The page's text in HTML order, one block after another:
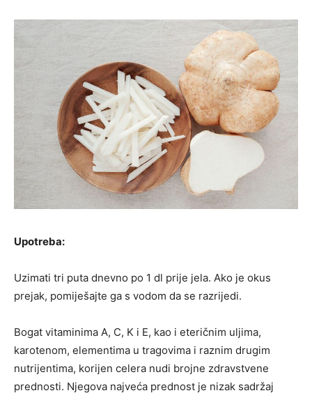
Upotreba:
Uzimati tri puta dnevno po 1 dl prije jela. Ako je okus
prejak, pomiješajte ga s vodom da se razrijedi.
Bogat vitaminima A, C, K i E, kao i eteričnim uljima,
karotenom, elementima u tragovima i raznim drugim
nutrijentima, korijen celera nudi brojne zdravstvene
prednosti. Njegova najveća prednost je nizak sadržaj